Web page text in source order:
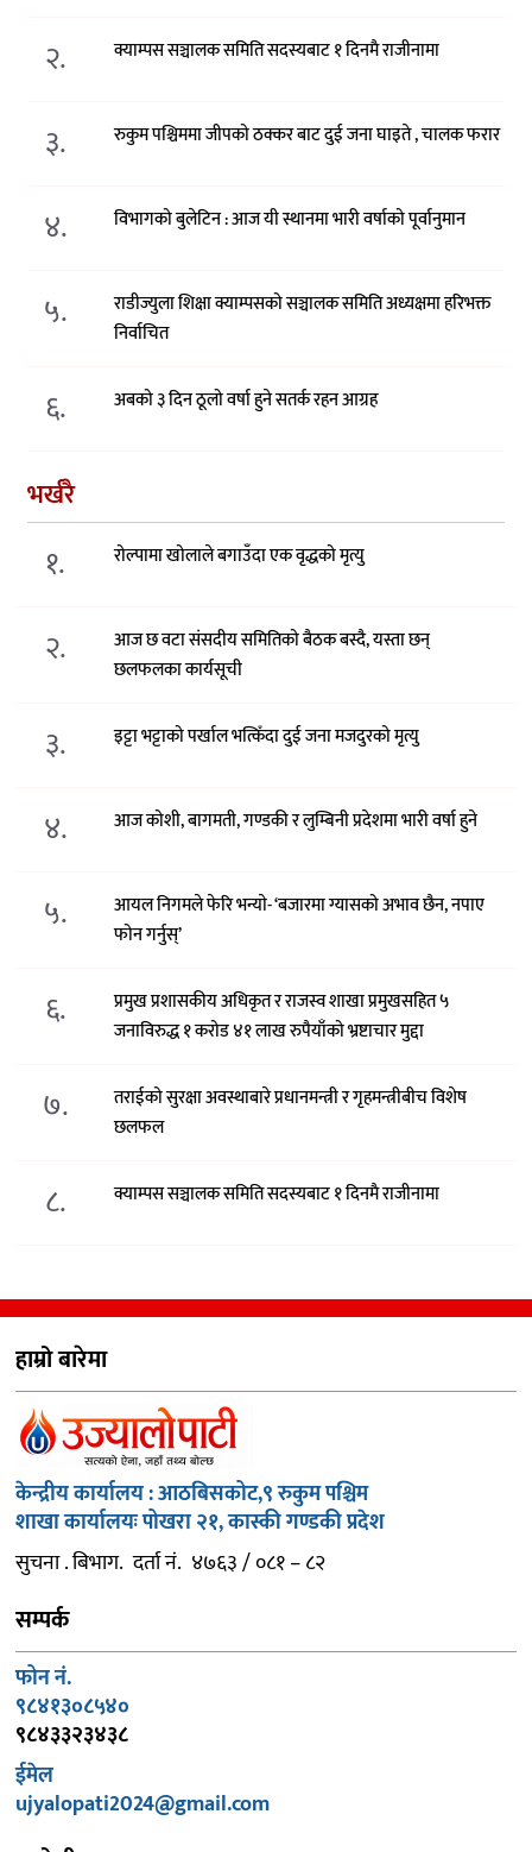
२. क्याम्पस सञ्चालक समिति सदस्यबाट १ दिनमै राजीनामा
३. रुकुम पश्चिममा जीपको ठक्कर बाट दुई जना घाइते , चालक फरार
४. विभागको बुलेटिन : आज यी स्थानमा भारी वर्षाको पूर्वानुमान
५.
राडीज्युला शिक्षा क्याम्पसको सञ्चालक समिति अध्यक्षमा हरिभक्त
निर्वाचित
६. अबको ३ दिन ठूलो वर्षा हुने सतर्क रहन आग्रह
भर्खरै
१. रोल्पामा खोलाले बगाउँदा एक वृद्धको मृत्यु
२.
आज छ वटा संसदीय समितिको बैठक बस्दै, यस्ता छन्
छलफलका कार्यसूची
३. इट्टा भट्टाको पर्खाल भत्किँदा दुई जना मजदुरको मृत्यु
४. आज कोशी, बागमती, गण्डकी र लुम्बिनी प्रदेशमा भारी वर्षा हुने
५.
आयल निगमले फेरि भन्याे- ‘बजारमा ग्यासको अभाव छैन, नपाए
फोन गर्नुस्’
६.
प्रमुख प्रशासकीय अधिकृत र राजस्व शाखा प्रमुखसहित ५
जनाविरुद्ध १ करोड ४१ लाख रुपैयाँको भ्रष्टाचार मुद्दा
७.
तराईको सुरक्षा अवस्थाबारे प्रधानमन्त्री र गृहमन्त्रीबीच विशेष
छलफल
८. क्याम्पस सञ्चालक समिति सदस्यबाट १ दिनमै राजीनामा
हाम्रो बारेमा
केन्द्रीय कार्यालय : आठबिसकोट,९ रुकुम पश्चिम
शाखा कार्यालयः पोखरा २१, कास्की गण्डकी प्रदेश
सुचना . बिभाग. दर्ता नं. ४७६३ / ०८१ – ८२
सम्पर्क
फोन नं.
९८४१३०८५४०
९८४३३२३४३८
ईमेल
ujyalopati2024@gmail.com